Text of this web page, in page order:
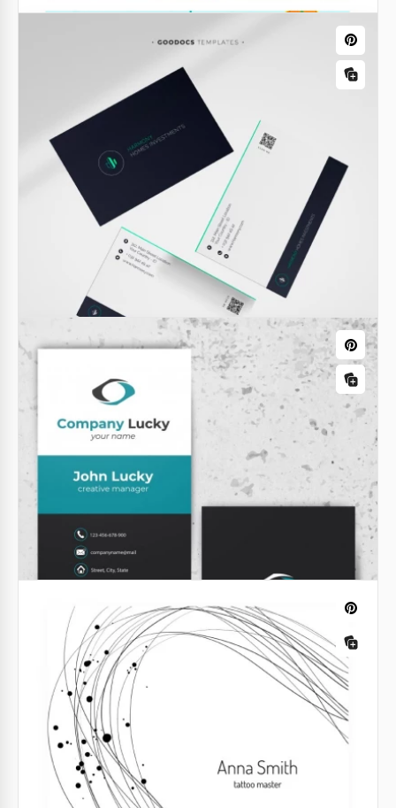
Cartão de visita de Limpeza Doméstica
O modelo de cartão de visita da empresa de
Limpeza de Casas apresenta um layout limpo e
moderno, refletindo a essência dos seus serviços.
Google Docs
Cartão de Visita de Imobiliária
Minimalista
mundo do mercado imobiliário com o nosso modelo
de cartão de visita de negócios imobiliários em azul
escuro.
Google Docs